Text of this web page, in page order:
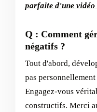
parfaite d'une vidéo
Q : Comment
négatifs ?
Tout d'abord,
pas
Engagez-vous
constructifs. Merci